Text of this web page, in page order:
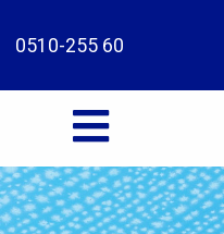
0510-255 60